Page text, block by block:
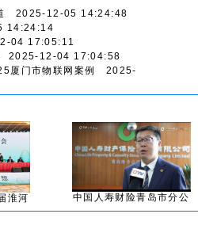
2025-12-05 14:24:48
14:24:14
04 17:05:11
2025-12-04 17:04:58
厦门市物联网案例
2025-
淮河 中国人寿财险青岛市分公